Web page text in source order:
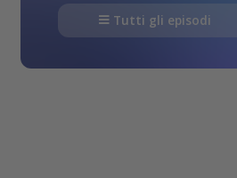
Tutti gli episodi